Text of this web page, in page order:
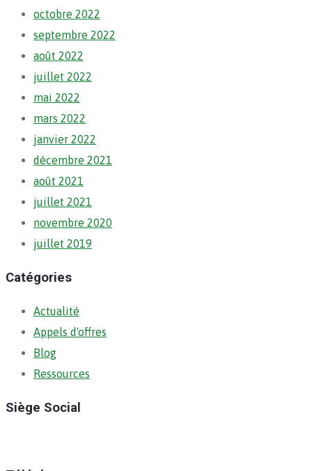
octobre 2022
septembre 2022
août 2022
juillet 2022
mai 2022
mars 2022
janvier 2022
décembre 2021
août 2021
juillet 2021
novembre 2020
juillet 2019
Catégories
Actualité
Appels d'offres
Blog
Ressources
Siège Social